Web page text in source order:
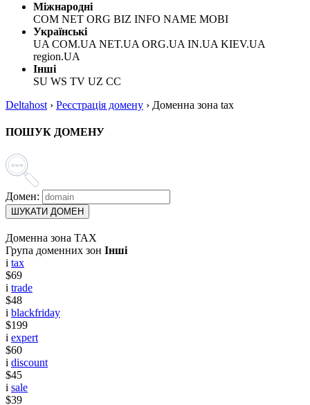
Міжнародні
COM NET ORG BIZ INFO NAME MOBI
Українські
UA COM.UA NET.UA ORG.UA IN.UA KIEV.UA
region.UA
Інші
SU WS TV UZ CC
Deltahost › Реєстрація домену › Доменна зона tax
ПОШУК ДОМЕНУ
Домен:
ШУКАТИ ДОМЕН
Доменна зона TAX
Група доменних зон Інші
i tax
$69
i trade
$48
i blackfriday
$199
i expert
$60
i discount
$45
i sale
$39